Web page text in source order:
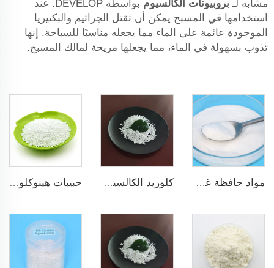
مشابه لـ بروبيونات الكالسيوم
بواسطة DEVELOP. عند
استخدامها في المسبح يمكن أن تقتل الجراثيم والبكتيريا
الموجودة عائمة على الماء مما يجعله مناسبًا للسباحة. إنها
تذوب بسهولة في الماء، مما يجعلها مريحة لمالك المسبح.
مواد حافظة غذائية من الدرجة الغذائية مسحوق الكالسيوم البروبونات كلوريد الكالسيوم 94% و74% حبيبات وكرات حبيبات هيبوكلوريت الكالسيوم 70% 65%